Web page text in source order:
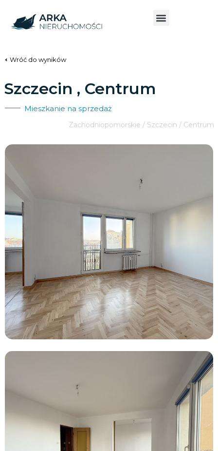
Wróć do wyników
Szczecin , Centrum
Mieszkanie na sprzedaż
Zachodniopomorskie / Szczecin / Centrum